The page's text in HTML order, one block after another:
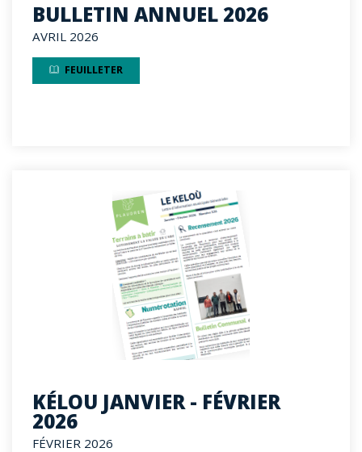
BULLETIN ANNUEL 2026
AVRIL 2026
FEUILLETER
KÉLOU JANVIER - FÉVRIER
2026
FÉVRIER 2026